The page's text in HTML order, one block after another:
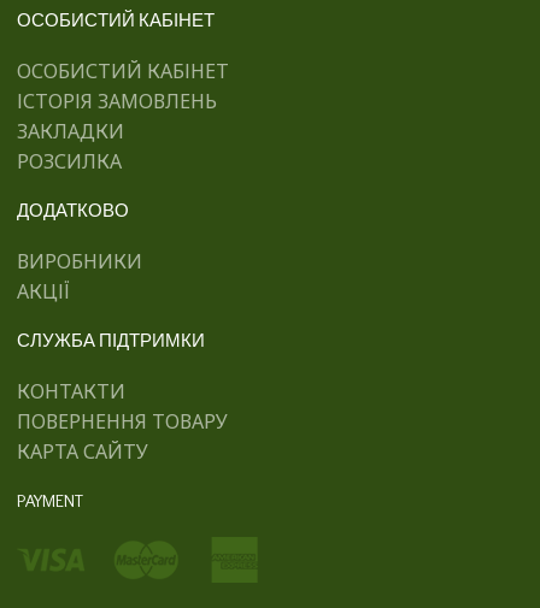
ОСОБИСТИЙ КАБІНЕТ
ОСОБИСТИЙ КАБІНЕТ
ІСТОРІЯ ЗАМОВЛЕНЬ
ЗАКЛАДКИ
РОЗСИЛКА
ДОДАТКОВО
ВИРОБНИКИ
АКЦІЇ
СЛУЖБА ПІДТРИМКИ
КОНТАКТИ
ПОВЕРНЕННЯ ТОВАРУ
КАРТА САЙТУ
PAYMENT